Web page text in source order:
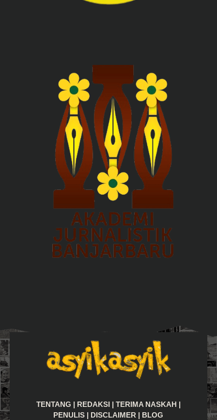
TENTANG REDAKSI TERIMA NASKAH
PENULIS
DISCLAIMER BLOG